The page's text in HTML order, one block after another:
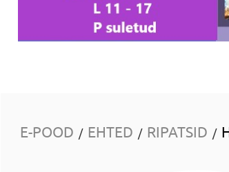
E-POOD / EHTED / RIPATSID /